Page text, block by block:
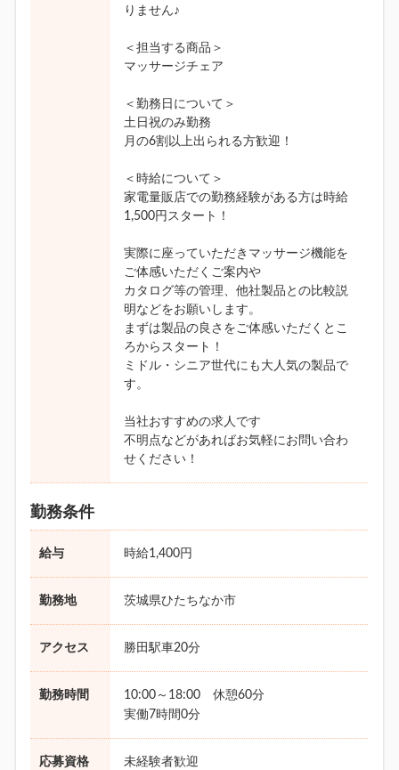
りません♪
＜担当する商品＞
マッサージチェア
＜勤務日について＞
土日祝のみ勤務
月の6割以上出られる方歓迎！
＜時給について＞
家電量販店での勤務経験がある方は時給
1,500円スタート！
実際に座っていただきマッサージ機能を
ご体感いただくご案内や
カタログ等の管理、他社製品との比較説
明などをお願いします。
まずは製品の良さをご体感いただくとこ
ろからスタート！
ミドル・シニア世代にも大人気の製品で
す。
当社おすすめの求人です
不明点などがあればお気軽にお問い合わ
せください！
勤務条件
給与 時給1,400円
勤務地 茨城県ひたちなか市
アクセス 勝田駅車20分
勤務時間
10:00～18:00 休憩60分
実働7時間0分
応募資格 未経験者歓迎